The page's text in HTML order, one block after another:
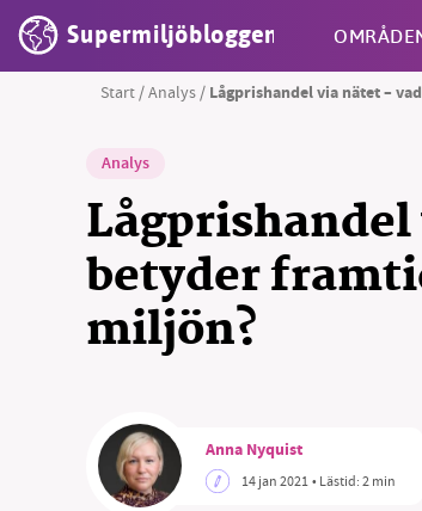
Supermiljöbloggen
Start /Analys / Lågprishandel via nätet –
Analys
betyder
miljön?
Anna Nyquist
14 jan 2021• Lästid:2 min